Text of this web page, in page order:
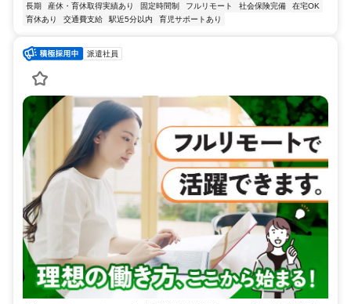
長期 産休・育休取得実績あり 固定時間制 フルリモート 社会保険完備
在宅OK
育休あり
交通費支給 駅近5分以内 育児サポートあり
派遣社員